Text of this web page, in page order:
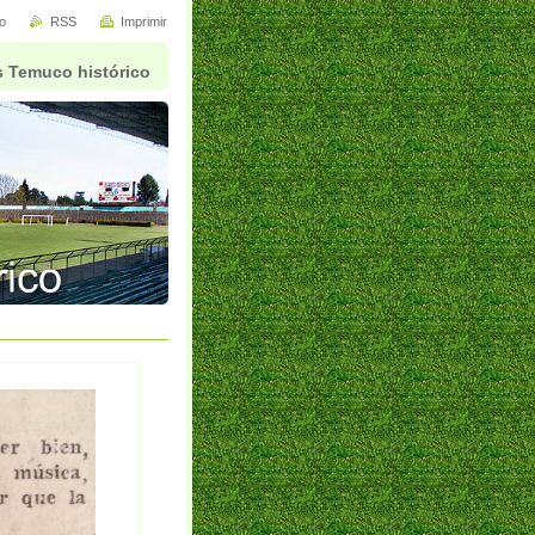
Temuco histórico
RSS Imprimir